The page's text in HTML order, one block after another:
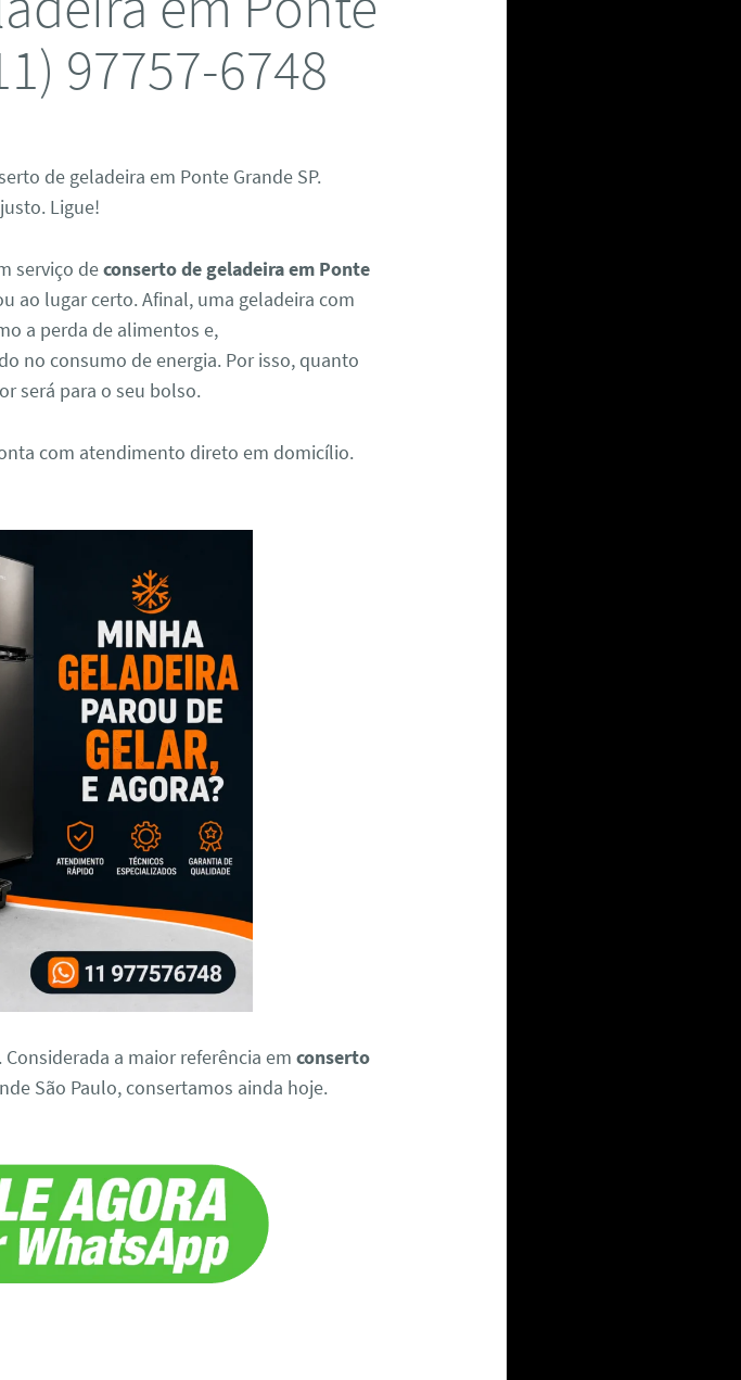
97757-6748
de geladeira em Ponte Grande SP.
Ligue!
serviço deconserto de geladeira em Ponte
ao lugar certo. Afinal, uma geladeira com
a perda de alimentos e,
no consumo de energia. Por isso, quanto
será para o seu bolso.
com atendimento direto em domicílio.
. Considerada a maior referência emconserto
São Paulo, consertamos ainda hoje.